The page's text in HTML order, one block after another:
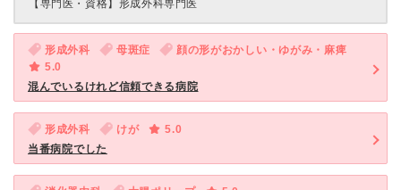
【専門医・資格】 形成外科専門医
形成外科 母斑症
顔の形がおかしい・ゆがみ・麻痺
5.0
混んでいるけれど信頼できる病院
形成外科 けが
5.0
当番病院でした